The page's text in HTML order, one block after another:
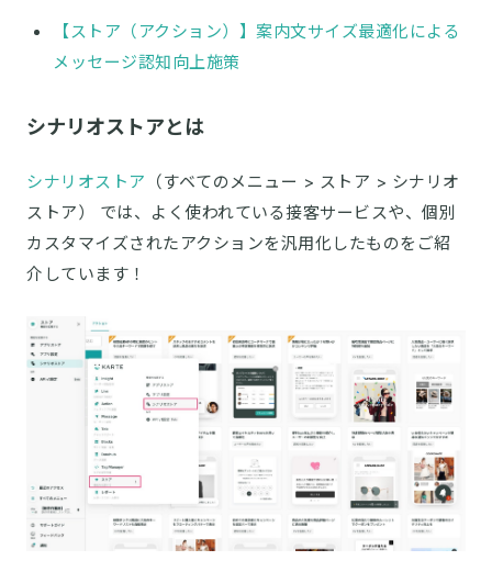
【ストア（アクション）】案内文サイズ最適化による
メッセージ認知向上施策
シナリオストアとは
シナリオストア （すベてのメニュー > ストア > シナリオ
ストア） では、よく使われている接客サービスや、個別
カスタマイズされたアクションを汎用化したものをご紹
介しています！